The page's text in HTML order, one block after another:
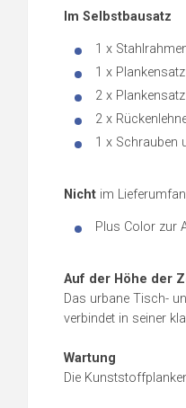
Im Selbstbausatz
1 x
1 x
2 x
2 x
1 x Schrauben
Nicht im
Plus Color zur
Auf der Höhe der
Das urbane Tisch-
verbindet in seiner
Wartung
Die